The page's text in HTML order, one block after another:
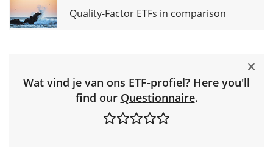
Quality-Factor ETFs in comparison
Wat vind je van ons ETF-profiel? Here you'll
find our Questionnaire.